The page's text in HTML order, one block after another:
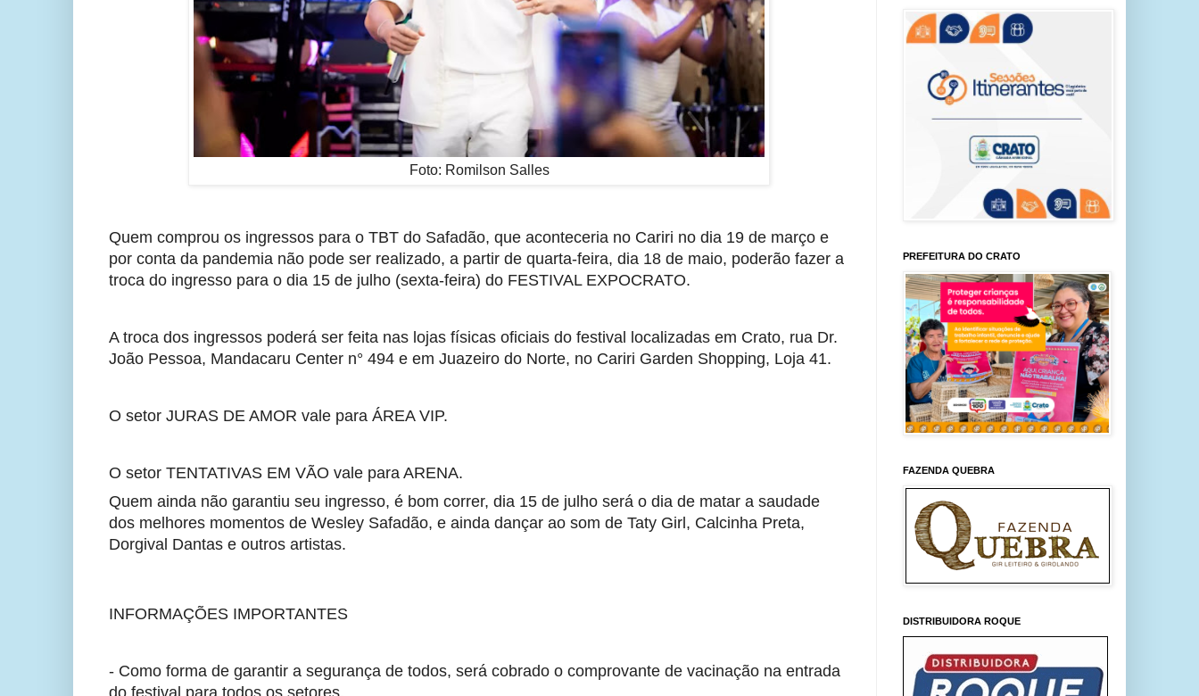
Foto: Romilson Salles
Quem comprou os ingressos para o TBT do Safadão, que aconteceria no Cariri no dia 19 de março e
por conta da pandemia não pode ser realizado, a partir de quarta-feira, dia 18 de maio, poderão fazer a
troca do ingresso para o dia 15 de julho (sexta-feira) do FESTIVAL EXPOCRATO.
A troca dos ingressos poderá ser feita nas lojas físicas oficiais do festival localizadas em Crato, rua Dr.
João Pessoa, Mandacaru Center n° 494 e em Juazeiro do Norte, no Cariri Garden Shopping, Loja 41.
O setor JURAS DE AMOR vale para ÁREA VIP.
O setor TENTATIVAS EM VÃO vale para ARENA.
Quem ainda não garantiu seu ingresso, é bom correr, dia 15 de julho será o dia de matar a saudade
dos melhores momentos de Wesley Safadão, e ainda dançar ao som de Taty Girl, Calcinha Preta,
Dorgival Dantas e outros artistas.
INFORMAÇÕES IMPORTANTES
- Como forma de garantir a segurança de todos, será cobrado o comprovante de vacinação na entrada
PREFEITURA DO CRATO
FAZENDA QUEBRA
DISTRIBUIDORA ROQUE